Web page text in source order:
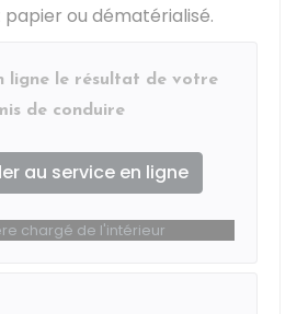
papier ou dématérialisé.
ligne le résultat de votre
de conduire
au service en ligne
chargé de l'intérieur